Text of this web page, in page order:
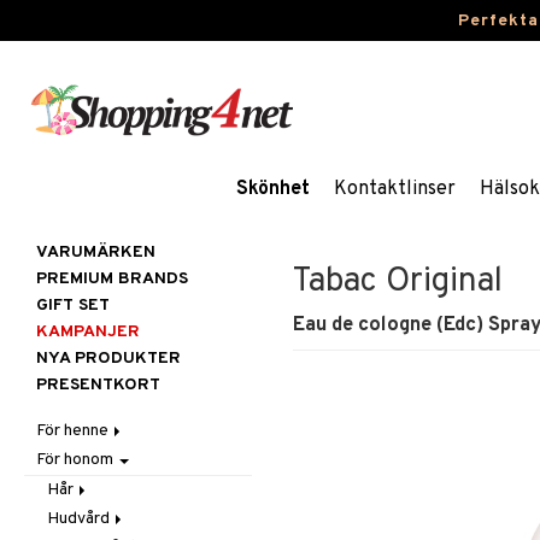
Skönhet Kontaktlinser
Tabac Original
Eau de cologne (Edc) Spray
VARUMÄRKEN
PREMIUM BRANDS
GIFT SET
KAMPANJER
NYA PRODUKTER
PRESENTKORT
För henne
Hår
Accessoarer
Balsam
Hudvård
Ansiktscremer
Kosmetika
För honom
Hår
Balsam
Hudvård